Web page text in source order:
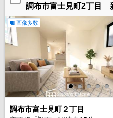
調布市富士見町2丁目
画像多数
調布市富士見町２丁目